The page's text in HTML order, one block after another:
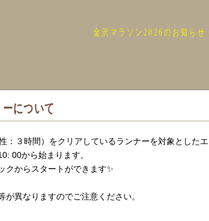
金沢マラソン2026のお知らせ
について
：３時間）をクリアしているランナーを対象とした
00から始まります。
クからスタートができます✨
異なりますのでご注意ください。